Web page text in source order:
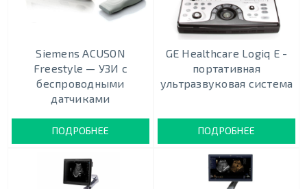
Siemens ACUSON
Freestyle — УЗИ с
беспроводными
датчиками
ПОДРОБНЕЕ
GE Healthcare Logiq E -
портативная
ультразвуковая система
ПОДРОБНЕЕ